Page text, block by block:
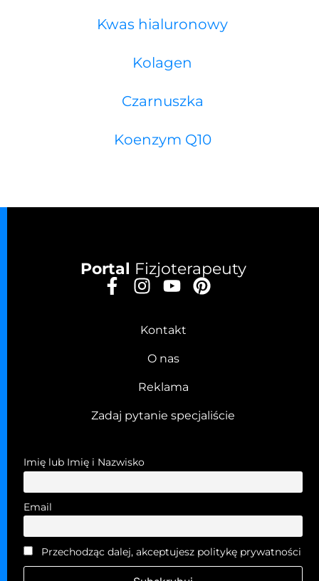
Kwas hialuronowy
Kolagen
Czarnuszka
Koenzym Q10
Portal Fizjoterapeuty
Kontakt
O nas
Reklama
Zadaj pytanie specjaliście
Imię lub Imię i Nazwisko
Email
Przechodząc dalej, akceptujesz politykę prywatności